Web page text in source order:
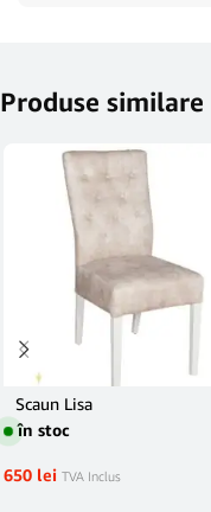
Produse similare
Scaun Lisa
în stoc
650 lei TVA Inclus